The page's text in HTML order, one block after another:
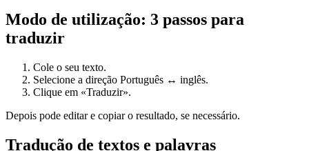
Modo de utilização: 3 passos para
traduzir
Cole o seu texto.
Selecione a direção Português ↔ inglês.
Clique em «Traduzir».
Depois pode editar e copiar o resultado, se necessário.
Tradução de textos e palavras